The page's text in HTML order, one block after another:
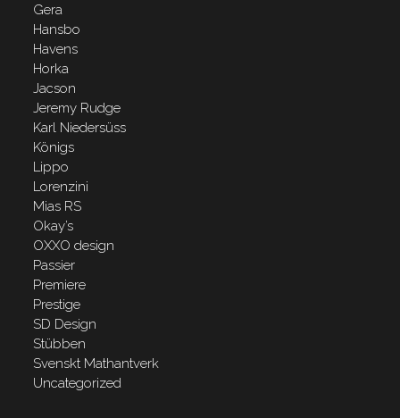
Gera
Hansbo
Havens
Horka
Jacson
Jeremy Rudge
Karl Niedersüss
Königs
Lippo
Lorenzini
Mias RS
Okay’s
OXXO design
Passier
Premiere
Prestige
SD Design
Stübben
Svenskt Mathantverk
Uncategorized